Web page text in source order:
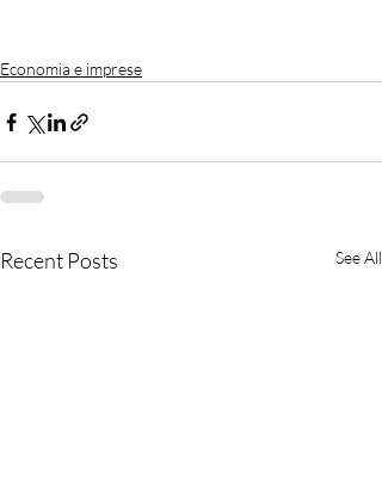
Economia e imprese
Recent Posts See All